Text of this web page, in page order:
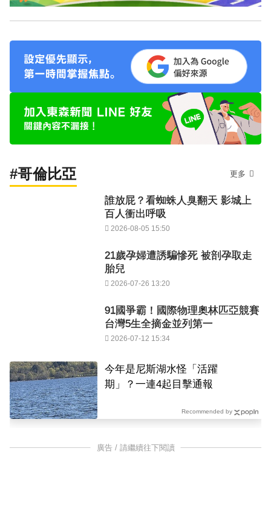
#哥倫比亞 更多
誰放屁？看蜘蛛人臭翻天 影城上
百人衝出呼吸
2026-08-05 15:50
21歲孕婦遭誘騙慘死 被剖孕取走
胎兒
2026-07-26 13:20
91國爭霸！國際物理奧林匹亞競賽
台灣5生全摘金並列第一
2026-07-12 15:34
今年是尼斯湖水怪「活躍
期」？一連4起目擊通報
Recommended by
廣告 / 請繼續往下閱讀